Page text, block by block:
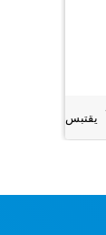
يقتبس